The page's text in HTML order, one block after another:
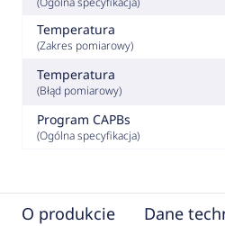
Temperatura
(Zakres pomiarowy)
Temperatura
(Błąd pomiarowy)
Program CAPBs
(Ogólna specyfikacja)
O produkcie Dane